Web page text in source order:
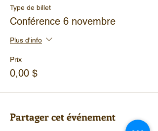
Type de billet
Conférence 6 novembre
Plus d'info
Prix
0,00 $
Partager cet événement